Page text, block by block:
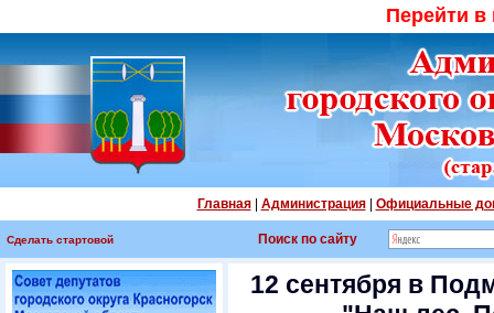
Перейти
Главная| Администрация| Официальные
Сделать стартовой Поиск по сайту
12 сентября в